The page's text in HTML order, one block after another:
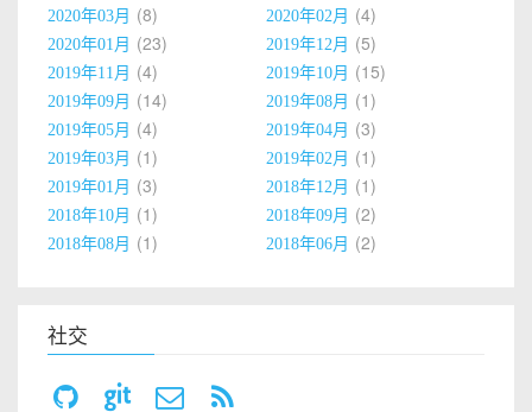
2020年03月 8 2020年02月 4
2020年01月 23 2019年12月 5
2019年11月 4 2019年10月 15
2019年09月 14 2019年08月 1
2019年05月 4 2019年04月 3
2019年03月 1 2019年02月 1
2019年01月 3 2018年12月 1
2018年10月 1 2018年09月 2
2018年08月 1 2018年06月 2
社交